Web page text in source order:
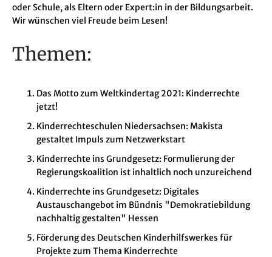
oder Schule, als Eltern oder Expert:in in der Bildungsarbeit.
Wir wünschen viel Freude beim Lesen!
Themen:
Das Motto zum Weltkindertag 2021: Kinderrechte
jetzt!
Kinderrechteschulen Niedersachsen: Makista
gestaltet Impuls zum Netzwerkstart
Kinderrechte ins Grundgesetz: Formulierung der
Regierungskoalition ist inhaltlich noch unzureichend
Kinderrechte ins Grundgesetz: Digitales
Austauschangebot im Bündnis "Demokratiebildung
nachhaltig gestalten" Hessen
Förderung des Deutschen Kinderhilfswerkes für
Projekte zum Thema Kinderrechte